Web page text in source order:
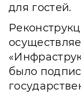
для гостей.
было